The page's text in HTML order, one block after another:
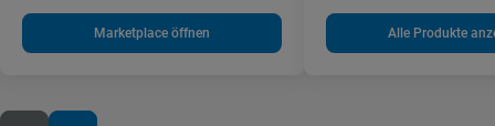
Marketplace öffnen Alle Produkte